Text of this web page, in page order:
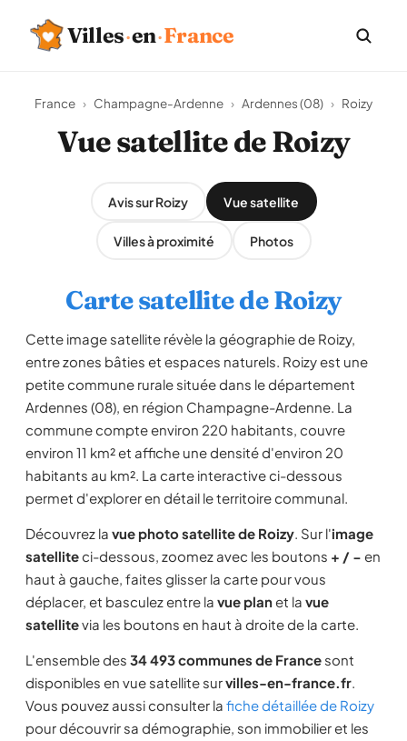
Villes·en·France
France › Champagne-Ardenne › Ardennes (08) › Roizy
Vue satellite de Roizy
Avis sur Roizy Vue satellite
Villes à proximité Photos
Carte satellite de Roizy
Cette image satellite révèle la géographie de Roizy,
entre zones bâties et espaces naturels. Roizy est une
petite commune rurale située dans le département
Ardennes (08), en région Champagne-Ardenne. La
commune compte environ 220 habitants, couvre
environ 11 km² et affiche une densité d'environ 20
habitants au km². La carte interactive ci-dessous
permet d'explorer en détail le territoire communal.
Découvrez la vue photo satellite de Roizy. Sur l'image
satelliteci-dessous, zoomez avec les boutons + / − en
haut à gauche, faites glisser la carte pour vous
déplacer, et basculez entre la vue planet la vue
satellitevia les boutons en haut à droite de la carte.
L'ensemble des 34 493 communes de France sont
disponibles en vue satellite survilles-en-france.fr.
Vous pouvez aussi consulter la fiche détaillée de Roizy
pour découvrir sa démographie, son immobilier et les